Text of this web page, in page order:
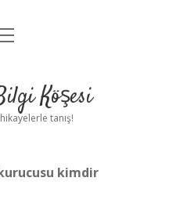
UyarıKöşesi
tanış!
kimdir